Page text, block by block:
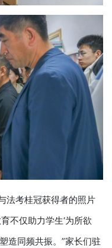
法考桂冠获得者的照片
不仅助力学生‘为所欲
造同频共振。”家长们驻